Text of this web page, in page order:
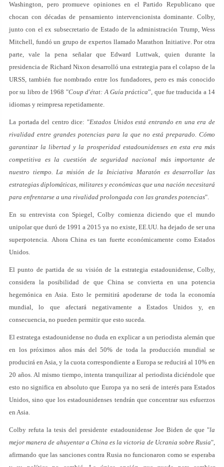
Washington, pero promueve opiniones en el Partido Republicano que
chocan con décadas de pensamiento intervencionista dominante. Colby,
junto con el ex subsecretario de Estado de la administración Trump, Wess
Mitchell, fundó un grupo de expertos llamado Marathon Initiative. Por otra
parte, vale la pena señalar que Edward Luttwak, quien durante la
presidencia de Richard Nixon desarrolló una estrategia para el colapso de la
URSS, también fue nombrado entre los fundadores, pero es más conocido
por su libro de 1968 "Coup d'état: A Guía práctica”, que fue traducida a 14
idiomas y reimpresa repetidamente.
La portada del centro dice: "Estados Unidos está entrando en una era de
rivalidad entre grandes potencias para la que no está preparado. Cómo
garantizar la libertad y la prosperidad estadounidenses en esta era más
competitiva es la cuestión de seguridad nacional más importante de
nuestro tiempo. La misión de la Iniciativa Maratón es desarrollar las
estrategias diplomáticas, militares y económicas que una nación necesitará
para enfrentarse a una rivalidad prolongada con las grandes potencias".
En su entrevista con Spiegel, Colby comienza diciendo que el mundo
unipolar que duró de 1991 a 2015 ya no existe, EE.UU. ha dejado de ser una
superpotencia. Ahora China es tan fuerte económicamente como Estados
Unidos.
El punto de partida de su visión de la estrategia estadounidense, Colby,
considera la posibilidad de que China se convierta en una potencia
hegemónica en Asia. Esto le permitirá apoderarse de toda la economía
mundial, lo que afectará negativamente a Estados Unidos y, en
consecuencia, no pueden permitir que esto suceda.
El estratega estadounidense no duda en explicar a un periodista alemán que
en los próximos años más del 50% de toda la producción mundial se
producirá en Asia, y la cuota correspondiente a Europa se reducirá al 10% en
20 años. Al mismo tiempo, intenta tranquilizar al periodista diciéndole que
esto no significa en absoluto que Europa ya no será de interés para Estados
Unidos, sino que los estadounidenses tendrán que concentrar sus esfuerzos
en Asia.
Colby refuta la tesis del presidente estadounidense Joe Biden de que "la
mejor manera de ahuyentar a China es la victoria de Ucrania sobre Rusia",
afirmando que las sanciones contra Rusia no funcionaron como se esperaba